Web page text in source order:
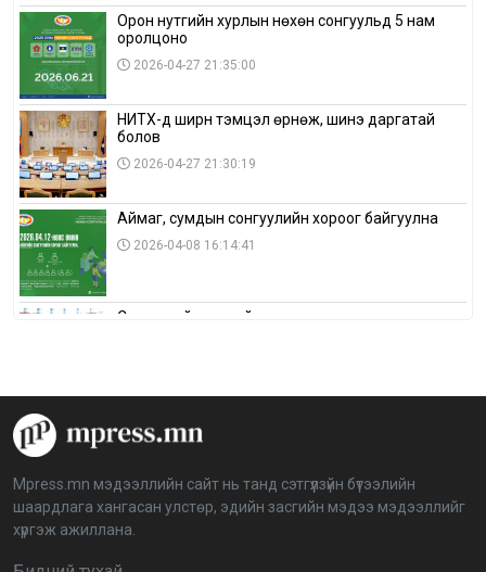
Орон нутгийн хурлын нөхөн сонгуульд 5 нам
оролцоно
2026-04-27 21:35:00
НИТХ-д ширүүн тэмцэл өрнөж, шинэ даргатай
болов
2026-04-27 21:30:19
Аймаг, сумдын сонгуулийн хороог байгуулна
2026-04-08 16:14:41
Сонгуулийн хуулийн зөрчил, шалгах,
аймагт үргэлжилж байна
BTS-ийн тоглолтыг Netflix дэлхий даяар шууд
дамжуулна
Mpress.mn мэдээллийн сайт нь танд сэтгүүлзүйн бүтээлийн
шаардлага хангасан улстөр, эдийн засгийн мэдээ мэдээллийг
хүргэж ажиллана.